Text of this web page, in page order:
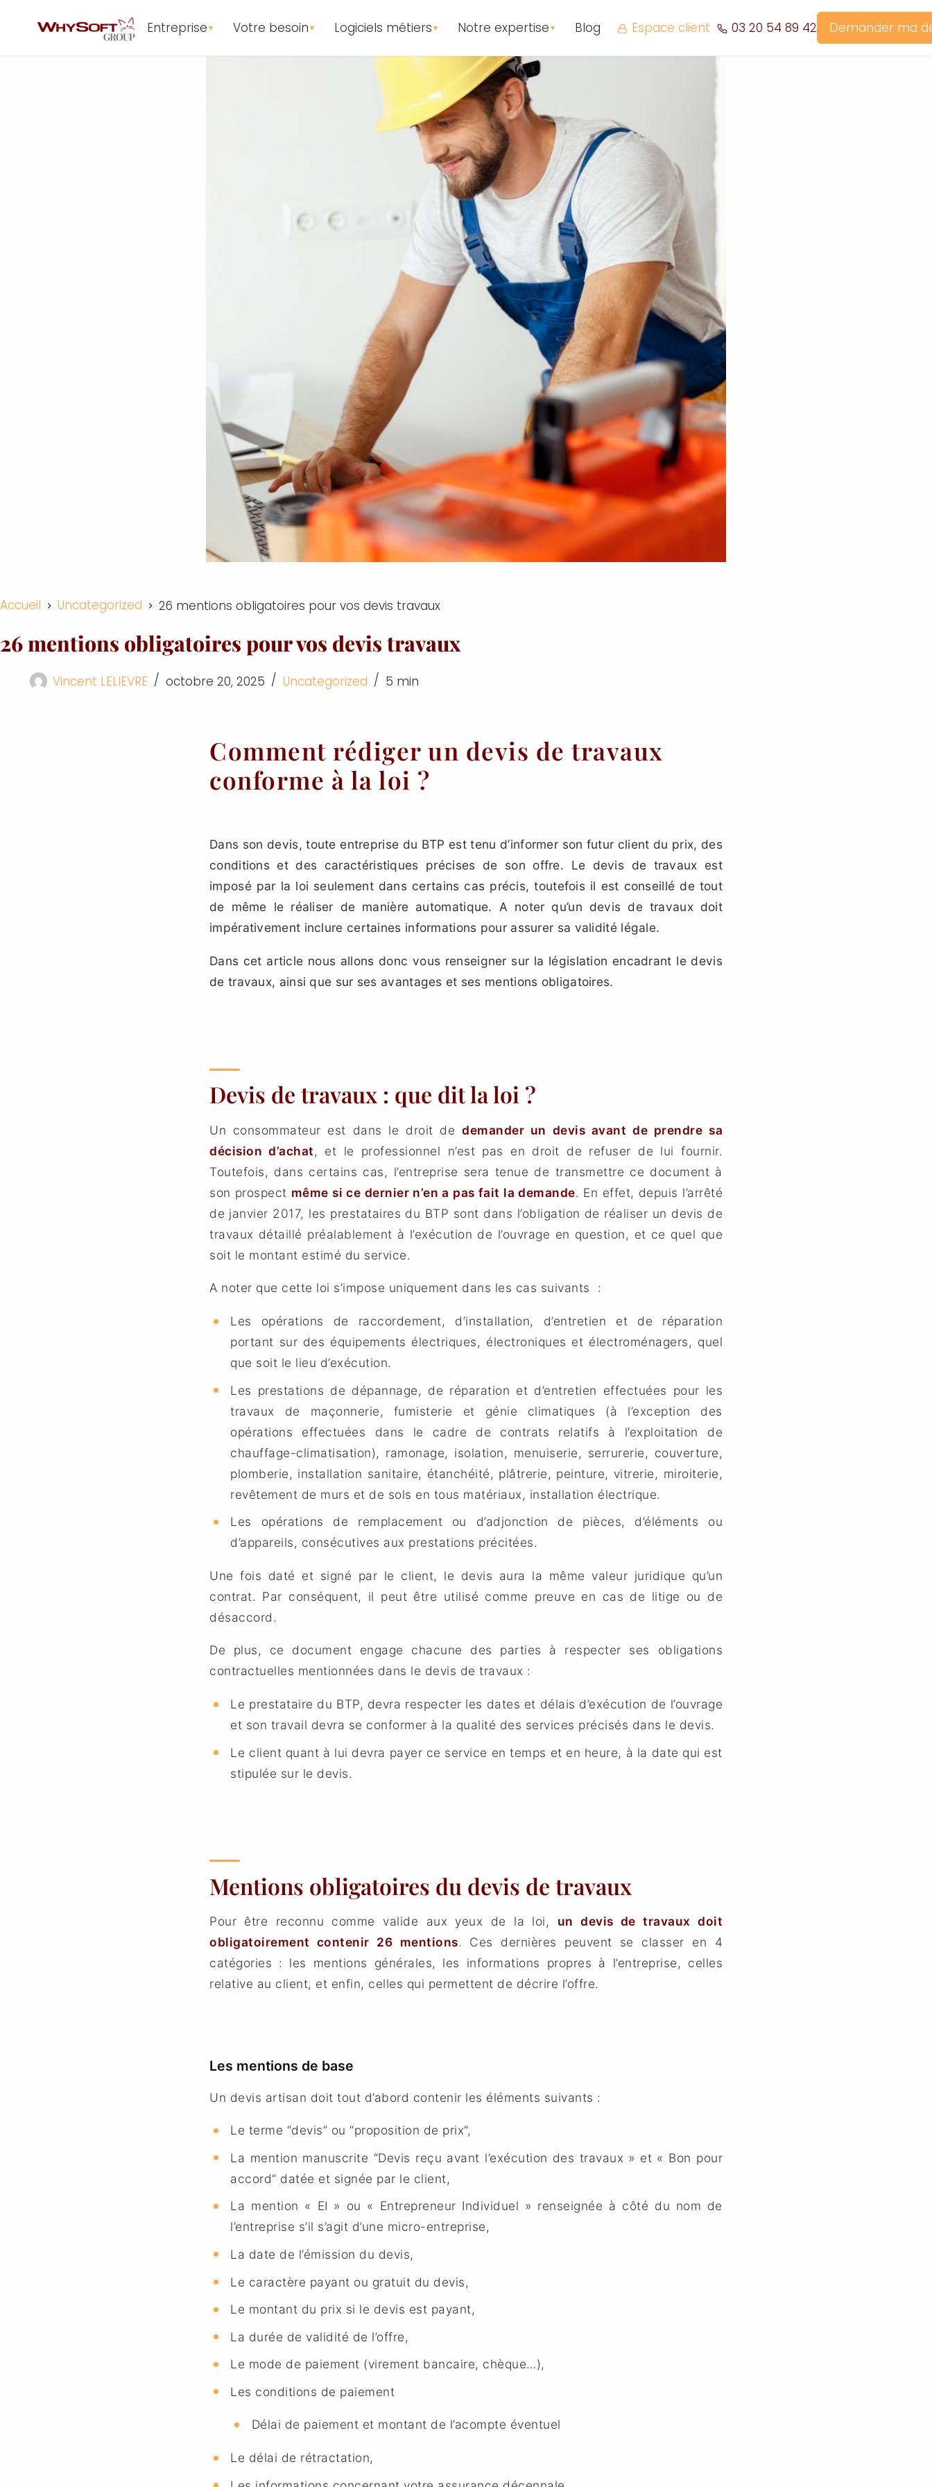
Entreprise ▼ Votre besoin ▼ Logiciels métiers ▼ Notre expertise ▼ Blog Espace client 03 20 54 89 42 Demander ma
Accueil Uncategorized 26 mentions obligatoires pour vos devis travaux
26 mentions obligatoires pour vos devis travaux
Vincent LELIEVRE octobre 20, 2025 Uncategorized 5 min
Comment rédiger un devis de travaux
conforme à la loi ?
Dans son devis, toute entreprise du BTP est tenu d’informer son futur client du prix, des
conditions et des caractéristiques précises de son offre. Le devis de travaux est
imposé par la loi seulement dans certains cas précis, toutefois il est conseillé de tout
de même le réaliser de manière automatique. A noter qu’un devis de travaux doit
impérativement inclure certaines informations pour assurer sa validité légale.
Dans cet article nous allons donc vous renseigner sur la législation encadrant le devis
de travaux, ainsi que sur ses avantages et ses mentions obligatoires.
Devis de travaux : que dit la loi ?
Un consommateur est dans le droit dedemander un devis avant de prendre sa
décision d’achat, et le professionnel n’est pas en droit de refuser de lui fournir.
Toutefois, dans certains cas, l’entreprise sera tenue de transmettre ce document à
son prospect même si ce dernier n’en a pas fait la demande. En effet, depuis l’arrêté
de janvier 2017, les prestataires du BTP sont dans l’obligation de réaliser un devis de
travaux détaillé préalablement à l’exécution de l’ouvrage en question, et ce quel que
soit le montant estimé du service.
A noter que cette loi s’impose uniquement dans les cas suivants :
Les opérations de raccordement, d’installation, d’entretien et de réparation
portant sur des équipements électriques, électroniques et électroménagers, quel
que soit le lieu d’exécution.
Les prestations de dépannage, de réparation et d’entretien effectuées pour les
travaux de maçonnerie, fumisterie et génie climatiques (à l’exception des
opérations effectuées dans le cadre de contrats relatifs à l’exploitation de
chauffage-climatisation), ramonage, isolation, menuiserie, serrurerie, couverture,
plomberie, installation sanitaire, étanchéité, plâtrerie, peinture, vitrerie, miroiterie,
revêtement de murs et de sols en tous matériaux, installation électrique.
Les opérations de remplacement ou d’adjonction de pièces, d’éléments ou
d’appareils, consécutives aux prestations précitées.
Une fois daté et signé par le client, le devis aura la même valeur juridique qu’un
contrat. Par conséquent, il peut être utilisé comme preuve en cas de litige ou de
désaccord.
De plus, ce document engage chacune des parties à respecter ses obligations
contractuelles mentionnées dans le devis de travaux :
Le prestataire du BTP, devra respecter les dates et délais d’exécution de l’ouvrage
et son travail devra se conformer à la qualité des services précisés dans le devis.
Le client quant à lui devra payer ce service en temps et en heure, à la date qui est
stipulée sur le devis.
Mentions obligatoires du devis de travaux ​
Pour être reconnu comme valide aux yeux de la loi, un devis de travaux doit
obligatoirement contenir 26 mentions. Ces dernières peuvent se classer en 4
catégories : les mentions générales, les informations propres à l’entreprise, celles
relative au client, et enfin, celles qui permettent de décrire l’offre.
Les mentions de base
Un devis artisan doit tout d’abord contenir les éléments suivants :
Le terme “devis” ou “proposition de prix”,
La mention manuscrite “Devis reçu avant l’exécution des travaux » et « Bon pour
accord” datée et signée par le client,
La mention « EI » ou « Entrepreneur Individuel » renseignée à côté du nom de
l’entreprise s’il s’agit d’une micro-entreprise,
La date de l’émission du devis,
Le caractère payant ou gratuit du devis,
Le montant du prix si le devis est payant,
La durée de validité de l’offre,
Le mode de paiement (virement bancaire, chèque…),
Les conditions de paiement
Délai de paiement et montant de l’acompte éventuel
Le délai de rétractation,